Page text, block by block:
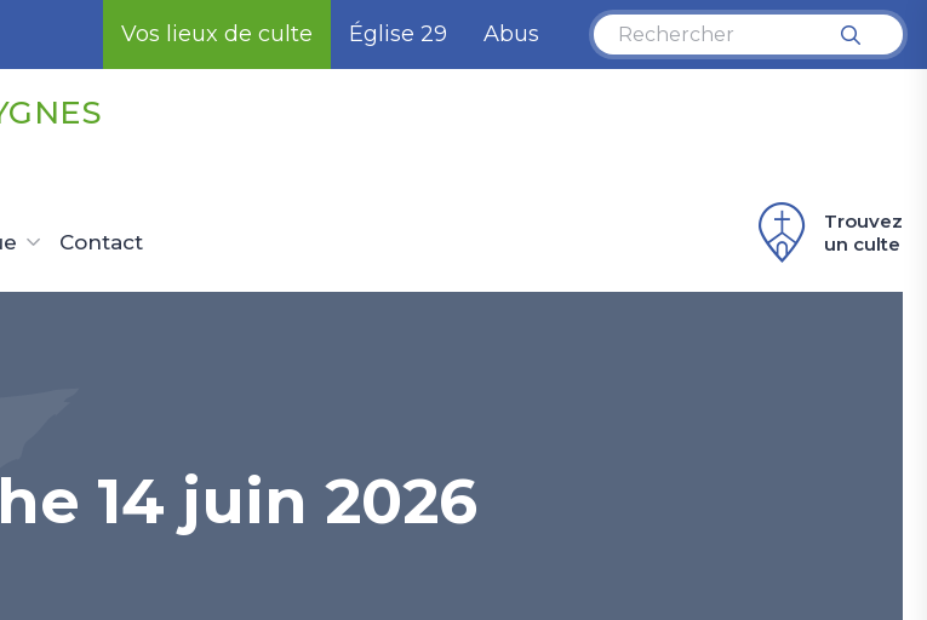
Vos lieux de culte Église 29 Abus
Contact
Trouvez
un culte
14 juin 2026